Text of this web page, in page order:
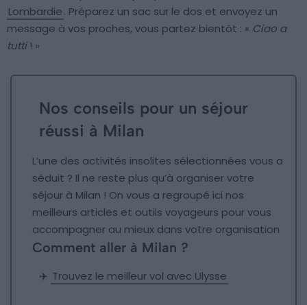
Lombardie. Préparez un sac sur le dos et envoyez un
message à vos proches, vous partez bientôt : « Ciao a
tutti! »
Nos conseils pour un séjour
réussi à Milan
L’une des activités insolites sélectionnées vous a
séduit ? Il ne reste plus qu’à organiser votre
séjour à Milan ! On vous a regroupé ici nos
meilleurs articles et outils voyageurs pour vous
accompagner au mieux dans votre organisation
Comment aller à Milan ?
✈️ Trouvez le meilleur vol avec Ulysse